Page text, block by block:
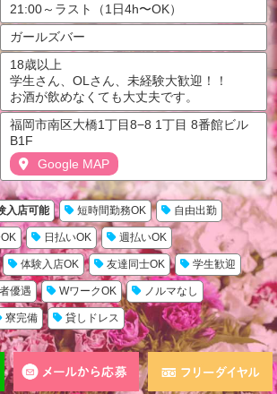
21:00～ラスト（1日4h〜OK）
ガールズバー
18歳以上
学生さん、OLさん、未経験大歓迎！！
お酒が飲めなくても大丈夫です。
福岡市南区大橋1丁目8−8 1丁目 8番館ビル
B1F
Google MAP
入店可能 短時間勤務OK 自由出勤
日払いOK 週払いOK
体験入店OK 友達同士OK 学生歓迎
優遇 WワークOK ノルマなし
寮完備 貸しドレス